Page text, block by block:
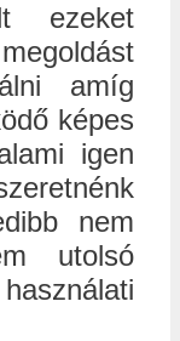
ezeket
amíg
képes
igen
nem
utolsó